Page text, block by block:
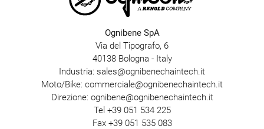
Ognibene SpA
Via del Tipografo, 6
40138 Bologna - Italy
Industria: sales@ognibenechaintech.it
Moto/Bike: commerciale@ognibenechaintech.it
Direzione: ognibene@ognibenechaintech.it
Tel +39 051 534 225
Fax +39 051 535 083